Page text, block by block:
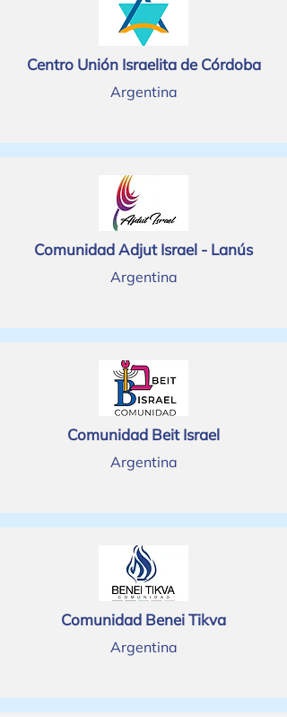
Centro Unión Israelita de Córdoba
Argentina
Comunidad Adjut Israel - Lanús
Argentina
Comunidad Beit Israel
Argentina
Comunidad Benei Tikva
Argentina